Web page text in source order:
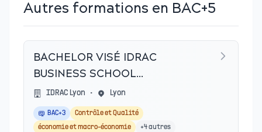
Autres formations en BAC+5
BACHELOR VISÉ IDRAC
BUSINESS SCHOOL
IDRAC Lyon • Lyon
BAC+3
Contrôle et Qualité
économie et macro-économie
+4autres